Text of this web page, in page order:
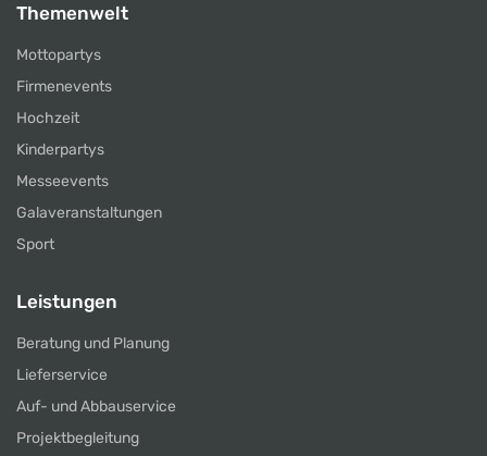
Themenwelt
Mottopartys
Firmenevents
Hochzeit
Kinderpartys
Messeevents
Galaveranstaltungen
Sport
Leistungen
Beratung und Planung
Lieferservice
Auf- und Abbauservice
Projektbegleitung